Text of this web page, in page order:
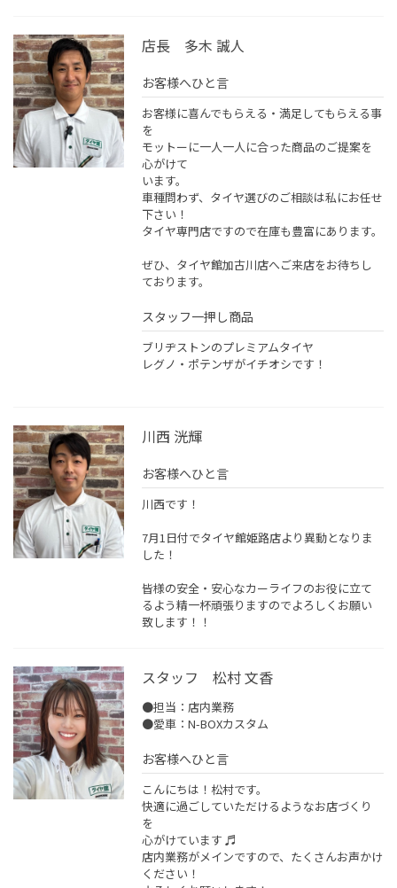
店長 多木 誠人
お客様へひと言
お客様に喜んでもらえる・満足してもらえる事
を
モットーに一人一人に合った商品のご提案を
心がけて
います。
車種問わず、タイヤ選びのご相談は私にお任せ
下さい！
タイヤ専門店ですので在庫も豊富にあります。
ぜひ、タイヤ館加古川店へご来店をお待ちし
ております。
スタッフ一押し商品
ブリヂストンのプレミアムタイヤ
レグノ・ポテンザがイチオシです！
川西 洸輝
お客様へひと言
川西です！
7月1日付でタイヤ館姫路店より異動となりま
した！
皆様の安全・安心なカーライフのお役に立て
るよう精一杯頑張りますのでよろしくお願い
致します！！
スタッフ 松村 文香
●担当：店内業務
●愛車：N-BOXカスタム
お客様へひと言
こんにちは！松村です。
快適に過ごしていただけるようなお店づくり
を
心がけています ♬
店内業務がメインですので、たくさんお声かけ
ください！